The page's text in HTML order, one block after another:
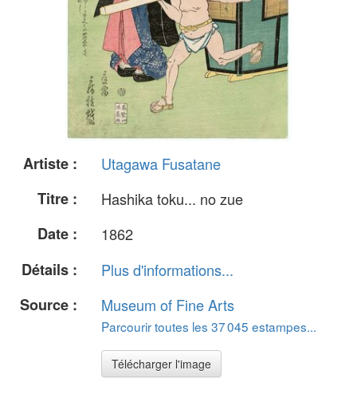
Artiste :
Utagawa Fusatane
Titre :
Hashika toku... no zue
Date :
1862
Détails :
Plus d'informations...
Source :
Museum of Fine Arts
Parcourir toutes les 37 045 estampes...
Télécharger l'image